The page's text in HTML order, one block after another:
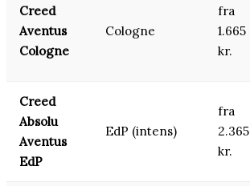
Creed
Aventus
Cologne
Cologne
fra
1.665
kr.
Creed
Absolu
Aventus
EdP
EdP (intens)
fra
2.365
kr.